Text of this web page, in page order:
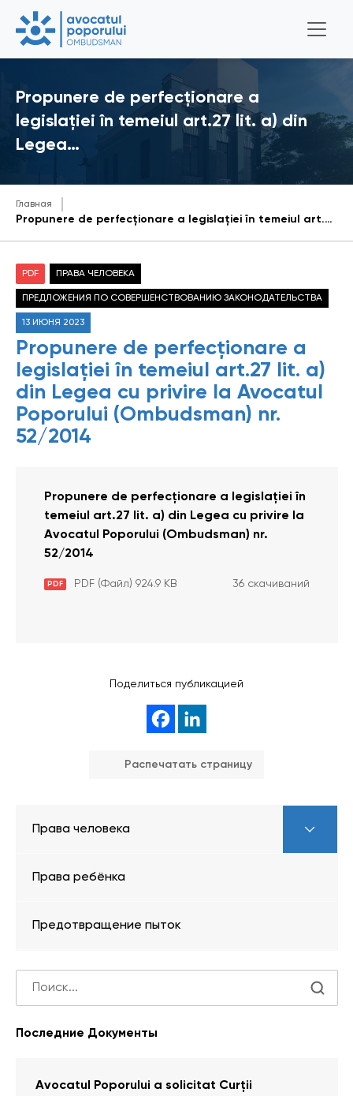
Propunere de perfecționare a
legislației în temeiul art.27 lit. a) din
Legea…
Главная
Propunere de perfecționare a legislației în temeiul art.27 lit. a) din Legea cu privire la Avocatul Poporului (Ombudsman) nr. 52/2014
PDF ПРАВА ЧЕЛОВЕКА
ПРЕДЛОЖЕНИЯ ПО СОВЕРШЕНСТВОВАНИЮ ЗАКОНОДАТЕЛЬСТВА
13 ИЮНЯ 2023
Propunere de perfecționare a
legislației în temeiul art.27 lit. a)
din Legea cu privire la Avocatul
Poporului (Ombudsman) nr.
52/2014
Propunere de perfecționare a legislației în
temeiul art.27 lit. a) din Legea cu privire la
Avocatul Poporului (Ombudsman) nr.
52/2014
PDF PDF (Файл) 924.9 KB 36 скачиваний
Поделиться публикацией
Распечатать страницу
Права человека
Права ребёнка
Предотвращение пыток
Последние Документы
Avocatul Poporului a solicitat Curţii